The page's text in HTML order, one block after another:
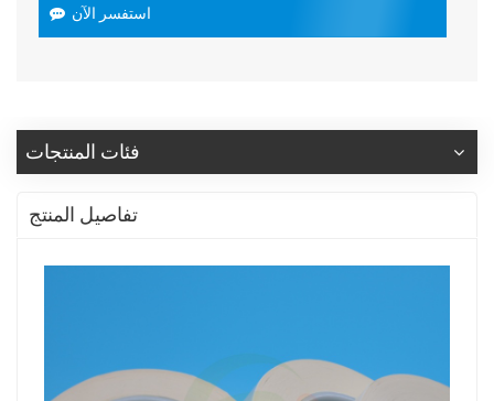
استفسر الآن
فئات المنتجات
تفاصيل المنتج